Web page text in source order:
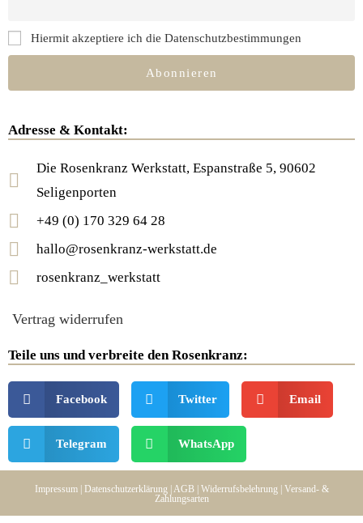
Hiermit akzeptiere ich die Datenschutzbestimmungen
Adresse & Kontakt:
Die Rosenkranz Werkstatt, Espanstraße 5, 90602
Seligenporten
+49 (0) 170 329 64 28
hallo@rosenkranz-werkstatt.de
rosenkranz_werkstatt
Vertrag widerrufen
Teile uns und verbreite den Rosenkranz:
Facebook Twitter Email
Telegram WhatsApp
Impressum | Datenschutzerklärung| AGB| Widerrufsbelehrung| Versand-&
Zahlungsarten